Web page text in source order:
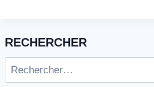
RECHERCHER
Rechercher :